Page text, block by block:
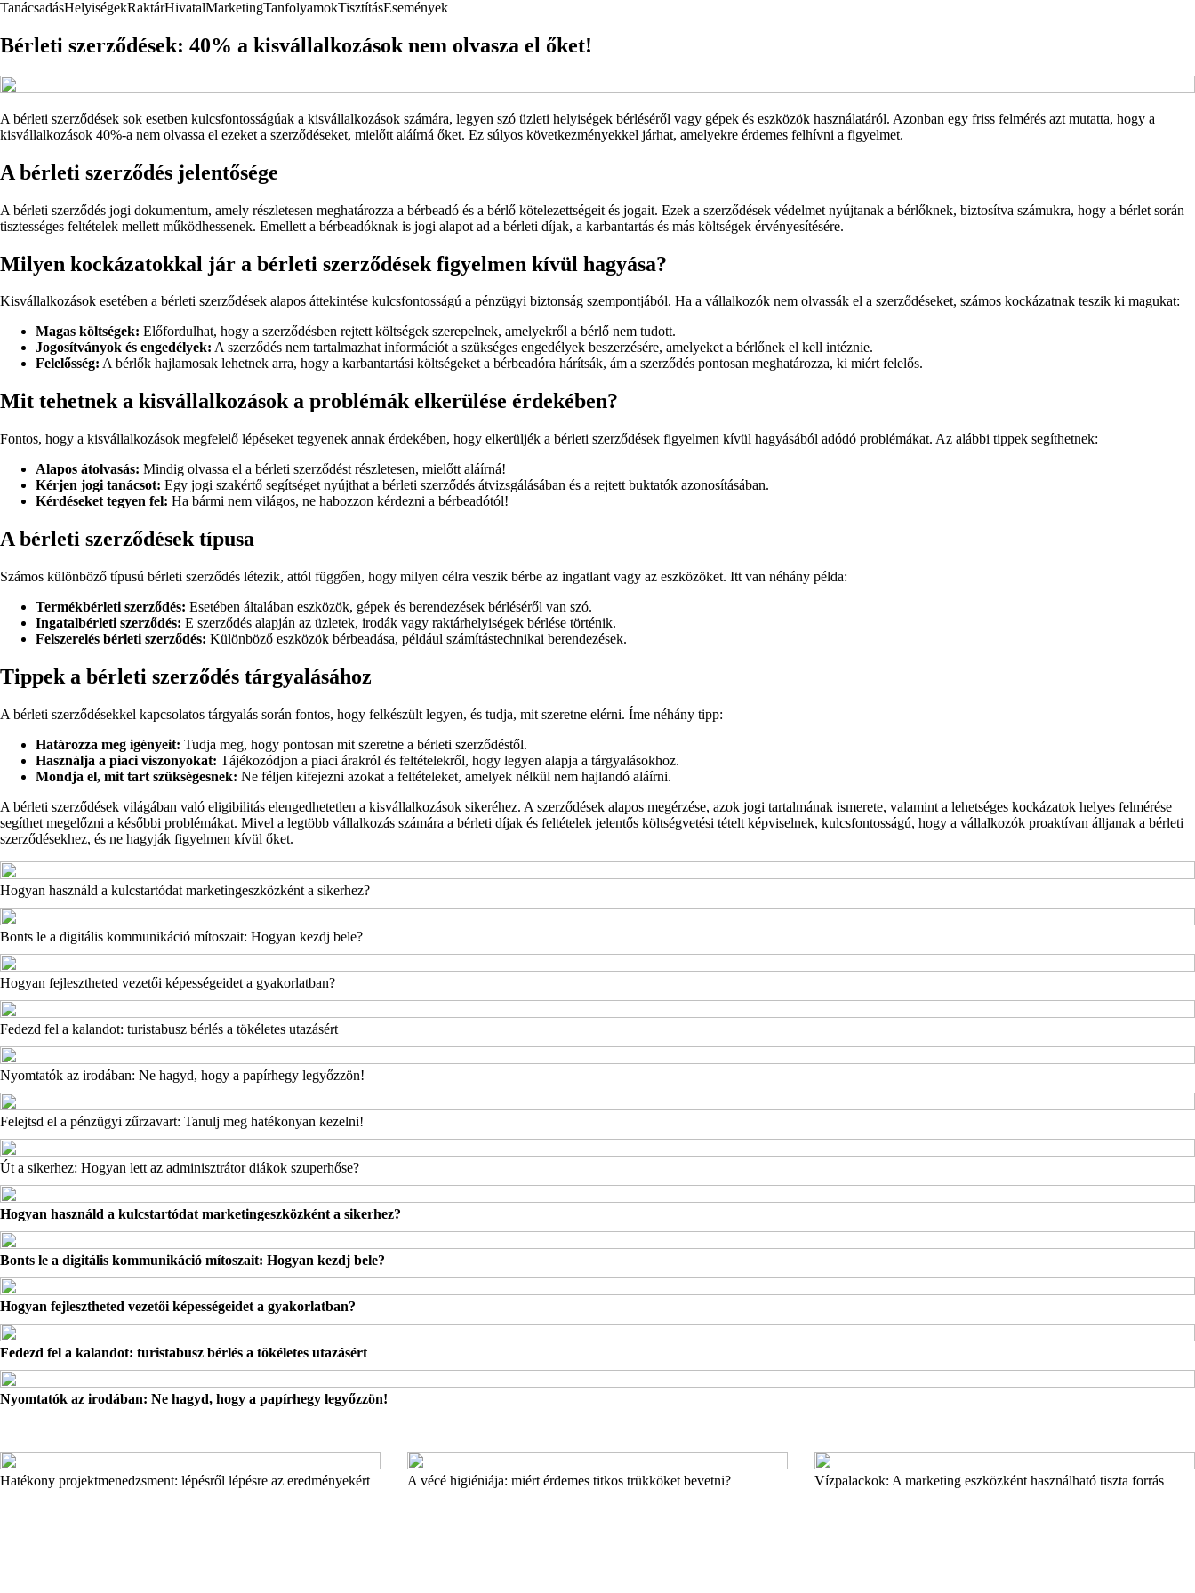
TanácsadásHelyiségekRaktárHivatalMarketingTanfolyamokTisztításEsemények
Bérleti szerződések: 40% a kisvállalkozások nem olvasza el őket!
A bérleti szerződések sok esetben kulcsfontosságúak a kisvállalkozások számára, legyen szó üzleti helyiségek bérléséről vagy gépek és eszközök használatáról. Azonban egy friss felmérés azt mutatta, hogy a
kisvállalkozások 40%-a nem olvassa el ezeket a szerződéseket, mielőtt aláírná őket. Ez súlyos következményekkel járhat, amelyekre érdemes felhívni a figyelmet.
A bérleti szerződés jelentősége
A bérleti szerződés jogi dokumentum, amely részletesen meghatározza a bérbeadó és a bérlő kötelezettségeit és jogait. Ezek a szerződések védelmet nyújtanak a bérlőknek, biztosítva számukra, hogy a bérlet során
tisztességes feltételek mellett működhessenek. Emellett a bérbeadóknak is jogi alapot ad a bérleti díjak, a karbantartás és más költségek érvényesítésére.
Milyen kockázatokkal jár a bérleti szerződések figyelmen kívül hagyása?
Kisvállalkozások esetében a bérleti szerződések alapos áttekintése kulcsfontosságú a pénzügyi biztonság szempontjából. Ha a vállalkozók nem olvassák el a szerződéseket, számos kockázatnak teszik ki magukat:
Magas költségek: Előfordulhat, hogy a szerződésben rejtett költségek szerepelnek, amelyekről a bérlő nem tudott.
Jogosítványok és engedélyek: A szerződés nem tartalmazhat információt a szükséges engedélyek beszerzésére, amelyeket a bérlőnek el kell intéznie.
Felelősség: A bérlők hajlamosak lehetnek arra, hogy a karbantartási költségeket a bérbeadóra hárítsák, ám a szerződés pontosan meghatározza, ki miért felelős.
Mit tehetnek a kisvállalkozások a problémák elkerülése érdekében?
Fontos, hogy a kisvállalkozások megfelelő lépéseket tegyenek annak érdekében, hogy elkerüljék a bérleti szerződések figyelmen kívül hagyásából adódó problémákat. Az alábbi tippek segíthetnek:
Alapos átolvasás: Mindig olvassa el a bérleti szerződést részletesen, mielőtt aláírná!
Kérjen jogi tanácsot: Egy jogi szakértő segítséget nyújthat a bérleti szerződés átvizsgálásában és a rejtett buktatók azonosításában.
Kérdéseket tegyen fel: Ha bármi nem világos, ne habozzon kérdezni a bérbeadótól!
A bérleti szerződések típusa
Számos különböző típusú bérleti szerződés létezik, attól függően, hogy milyen célra veszik bérbe az ingatlant vagy az eszközöket. Itt van néhány példa:
Termékbérleti szerződés: Esetében általában eszközök, gépek és berendezések bérléséről van szó.
Ingatalbérleti szerződés: E szerződés alapján az üzletek, irodák vagy raktárhelyiségek bérlése történik.
Felszerelés bérleti szerződés: Különböző eszközök bérbeadása, például számítástechnikai berendezések.
Tippek a bérleti szerződés tárgyalásához
A bérleti szerződésekkel kapcsolatos tárgyalás során fontos, hogy felkészült legyen, és tudja, mit szeretne elérni. Íme néhány tipp:
Határozza meg igényeit: Tudja meg, hogy pontosan mit szeretne a bérleti szerződéstől.
Használja a piaci viszonyokat: Tájékozódjon a piaci árakról és feltételekről, hogy legyen alapja a tárgyalásokhoz.
Mondja el, mit tart szükségesnek: Ne féljen kifejezni azokat a feltételeket, amelyek nélkül nem hajlandó aláírni.
A bérleti szerződések világában való eligibilitás elengedhetetlen a kisvállalkozások sikeréhez. A szerződések alapos megérzése, azok jogi tartalmának ismerete, valamint a lehetséges kockázatok helyes felmérése
segíthet megelőzni a későbbi problémákat. Mivel a legtöbb vállalkozás számára a bérleti díjak és feltételek jelentős költségvetési tételt képviselnek, kulcsfontosságú, hogy a vállalkozók proaktívan álljanak a bérleti
szerződésekhez, és ne hagyják figyelmen kívül őket.
Hogyan használd a kulcstartódat marketingeszközként a sikerhez?
Bonts le a digitális kommunikáció mítoszait: Hogyan kezdj bele?
Hogyan fejlesztheted vezetői képességeidet a gyakorlatban?
Fedezd fel a kalandot: turistabusz bérlés a tökéletes utazásért
Nyomtatók az irodában: Ne hagyd, hogy a papírhegy legyőzzön!
Felejtsd el a pénzügyi zűrzavart: Tanulj meg hatékonyan kezelni!
Út a sikerhez: Hogyan lett az adminisztrátor diákok szuperhőse?
Hogyan használd a kulcstartódat marketingeszközként a sikerhez?
Bonts le a digitális kommunikáció mítoszait: Hogyan kezdj bele?
Hogyan fejlesztheted vezetői képességeidet a gyakorlatban?
Fedezd fel a kalandot: turistabusz bérlés a tökéletes utazásért
Nyomtatók az irodában: Ne hagyd, hogy a papírhegy legyőzzön!
Hatékony projektmenedzsment: lépésről lépésre az eredményekért A vécé higiéniája: miért érdemes titkos trükköket bevetni? Vízpalackok: A marketing eszközként használható tiszta forrás